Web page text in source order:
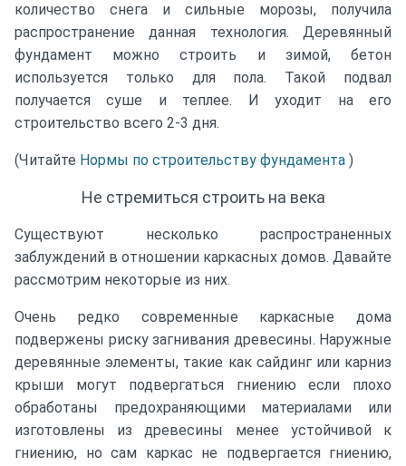
количество снега и сильные морозы, получила
распространение данная технология. Деревянный
фундамент можно строить и зимой, бетон
используется только для пола. Такой подвал
получается суше и теплее. И уходит на его
строительство всего 2-3 дня.
(Читайте Нормы по строительству фундамента )
Не стремиться строить на века
Существуют несколько распространенных
заблуждений в отношении каркасных домов. Давайте
рассмотрим некоторые из них.
Очень редко современные каркасные дома
подвержены риску загнивания древесины. Наружные
деревянные элементы, такие как сайдинг или карниз
крыши могут подвергаться гниению если плохо
обработаны предохраняющими материалами или
изготовлены из древесины менее устойчивой к
гниению, но сам каркас не подвергается гниению,